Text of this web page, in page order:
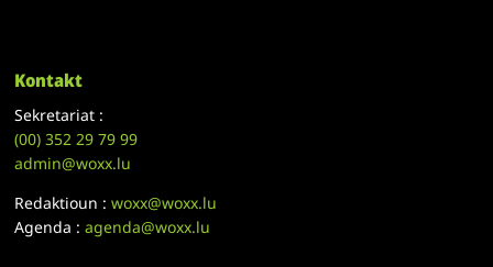
Kontakt
Sekretariat :
(00)352 29 79 99
admin@woxx.lu
Redaktioun :woxx@woxx.lu
Agenda :agenda@woxx.lu